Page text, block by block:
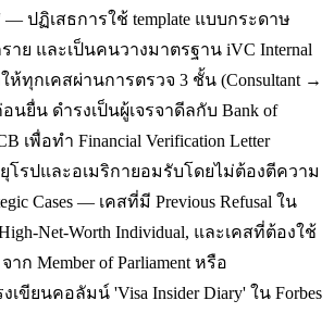
— ปฏิเสธการใช้ template แบบกระดาษ
าย และเป็นคนวางมาตรฐาน iVC Internal
ให้ทุกเคสผ่านการตรวจ 3 ชั้น (Consultant →
อนยื่น ดำรงเป็นผู้เจรจาดีลกับ Bank of
เพื่อทำ Financial Verification Letter
รปและอเมริกายอมรับโดยไม่ต้องตีความ
Cases — เคสที่มี Previous Refusal ใน
Net-Worth Individual, และเคสที่ต้องใช้
จาก Member of Parliament หรือ
ขียนคอลัมน์ 'Visa Insider Diary' ใน Forbes